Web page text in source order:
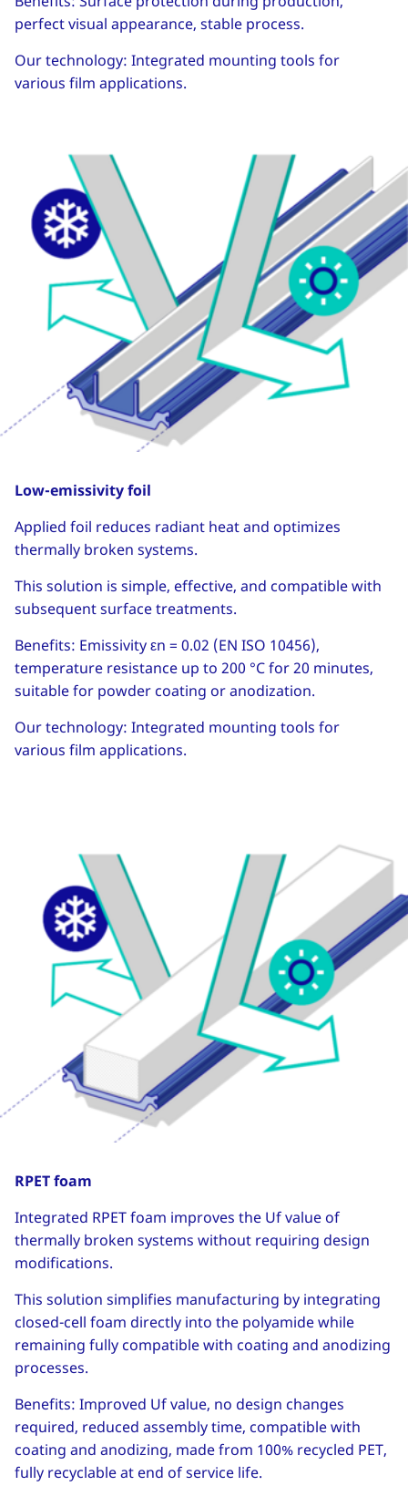
perfect visual appearance, stable process.
Our technology: Integrated mounting tools for
various film applications.
Low-emissivity foil
Applied foil reduces radiant heat and optimizes
thermally broken systems.
This solution is simple, effective, and compatible with
subsequent surface treatments.
Benefits: Emissivity εn = 0.02 (EN ISO 10456),
temperature resistance up to 200 °C for 20 minutes,
suitable for powder coating or anodization.
Our technology: Integrated mounting tools for
various film applications.
RPET foam
Integrated RPET foam improves the Uf value of
thermally broken systems without requiring design
modifications.
This solution simplifies manufacturing by integrating
closed-cell foam directly into the polyamide while
remaining fully compatible with coating and anodizing
processes.
Benefits: Improved Uf value, no design changes
required, reduced assembly time, compatible with
coating and anodizing, made from 100% recycled PET,
fully recyclable at end of service life.